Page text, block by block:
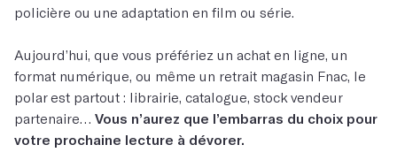
policière ou une adaptation en film ou série.
Aujourd’hui, que vous préfériez un achat en ligne, un
format numérique, ou même un retrait magasin Fnac, le
polar est partout : librairie, catalogue, stock vendeur
partenaire… Vous n’aurez que l’embarras du choix pour
votre prochaine lecture à dévorer.